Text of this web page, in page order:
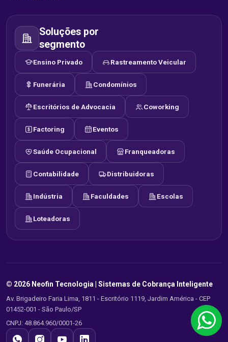
Soluções por
segmento
Ensino Privado Rastreamento Veicular
Funerária Condomínios
Escritórios de Advocacia Coworking
Factoring Eventos
Saúde Ocupacional Franqueadoras
Contabilidade Distribuidoras
Indústria Faculdades Escolas
Loteadoras
© 2026 Neofin Tecnologia | Sistemas de Cobrança Inteligente
Av. Brigadeiro Faria Lima, 1811 - Escritório 1119, Jardim América - CEP
01452-001 - São Paulo/SP
CNPJ: 48.864.960/0001-26